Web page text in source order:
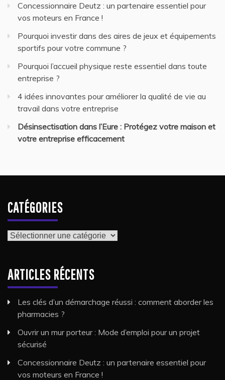
Concessionnaire Deutz : un partenaire essentiel pour
vos moteurs en France !
Pourquoi investir dans des aires de jeux et équipements
sportifs pour votre commune ?
Pourquoi l’accueil physique reste essentiel dans toute
entreprise ?
4 idées innovantes pour améliorer la qualité de vie au
travail dans votre entreprise
Désinsectisation dans l’Eure : Protégez votre maison et
votre entreprise efficacement
CATÉGORIES
Catégories
ARTICLES RÉCENTS
Les clés d’un démarchage réussi : comment aborder les
pharmacies ?
Ouvrir un mur porteur : Mode d’emploi pour un projet
sécurisé
Concessionnaire Deutz : un partenaire essentiel pour
vos moteurs en France !